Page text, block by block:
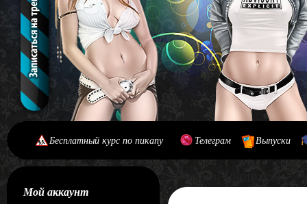
Бесплатный курс по пикапу Телеграм Выпуски
Мой аккаунт